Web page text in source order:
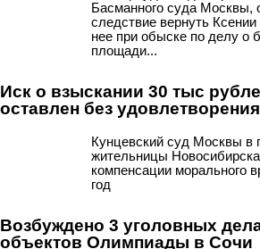
Басманного суда Москвы,
следствие вернуть
нее при обыске по делу о
площади...
Иск о взыскании 30 тыс
оставлен без удовлетворения
Кунцевский суд Москвы в
жительницы
компенсации морального
год
Возбуждено 3 уголовных
объектов Олимпиады в Сочи